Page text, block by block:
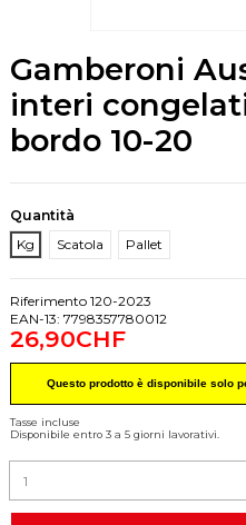
Gamberoni
interi
bordo 10-20
Quantità
Kg
Scatola Pallet
Riferimento 120-2023
EAN-13: 7798357780012
26,90CHF
Questo prodotto è disponibile solo
Tasse incluse
Disponibile entro 3 a 5 giorni lavorativi.